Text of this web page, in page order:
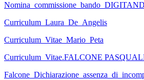
Curriculum_Laura_De_Angelis
Curriculum_Vitae_Mario_Peta
Curriculum_Vitae.FALCONE